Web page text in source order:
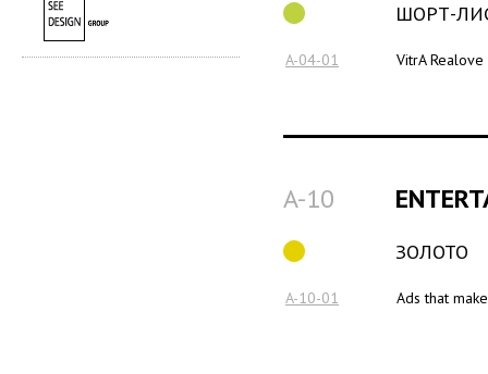
ШОРТ-
A-04-01 VitrA Realove
A-10
ЗОЛОТО
A-10-01 Ads that